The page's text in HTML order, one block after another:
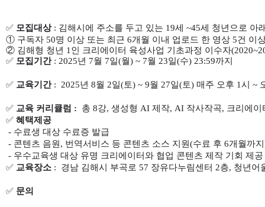
✅ 모집대상: 김해시에 주소를 두고 있는 19세 ~45세 청년으로 아
① 구독자 50명 이상 또는 최근 6개월 이내 업로드 한 영상 5건 이
② 김해형 청년 1인 크리에이터 육성사업 기초과정 이수자
✅ 모집기간: 2025년 7월 7일(월) ~ 7월 23일(수) 23:59까지
✅ 교육기간: 2025년 8월 2일(토) ~ 9월 27일(토) 매주 오후 1시 ~
✅ 교육 커리큘럼 :
총 8강, 생성형 AI 제작, AI 작사작곡, 크리에
✅ 혜택제공
- 수료생 대상 수료증 발급
- 콘텐츠 음원, 번역서비스 등 콘텐츠 소스 지원(수료 후 6개월까
- 우수교육생 대상 유명 크리에이터와 협업 콘텐츠 제작 기회 제공
✅ 교육장소 : 경남 김해시 부곡로 57 장유다누림센터 2층, 청년어
✅ 문의